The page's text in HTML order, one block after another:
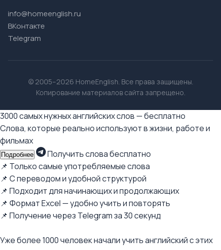
info@homeenglish.ru
ВКонтакте
Telegram
© 2005–2026 HomeEnglish. Все права защищены.
Копирование материалов сайта запрещено.
3000 самых нужных английских слов — бесплатно
Слова, которые реально используют в жизни, работе и
фильмах
Подробнее
Получить слова бесплатно
📌 Только самые употребляемые слова
📌 С переводом и удобной структурой
📌 Подходит для начинающих и продолжающих
📌 Формат Excel — удобно учить и повторять
📌 Получение через Telegram за 30 секунд
Уже более 1000 человек начали учить английский с этих